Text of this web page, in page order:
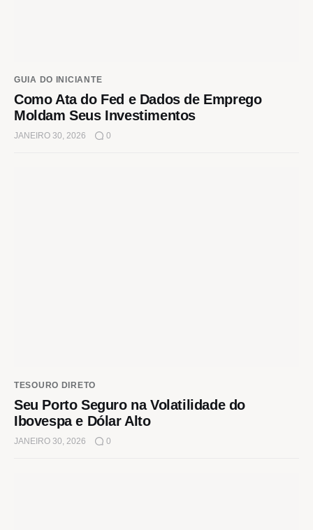
GUIA DO INICIANTE
Como Ata do Fed e Dados de Emprego
Moldam Seus Investimentos
JANEIRO 30, 2026 0
TESOURO DIRETO
Seu Porto Seguro na Volatilidade do
Ibovespa e Dólar Alto
JANEIRO 30, 2026 0